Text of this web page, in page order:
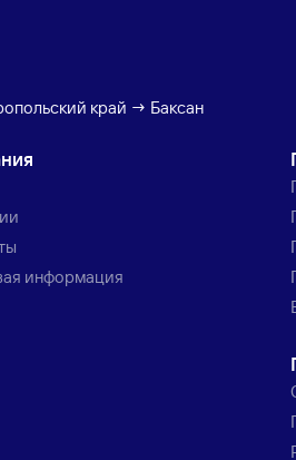
край → Баксан
информация